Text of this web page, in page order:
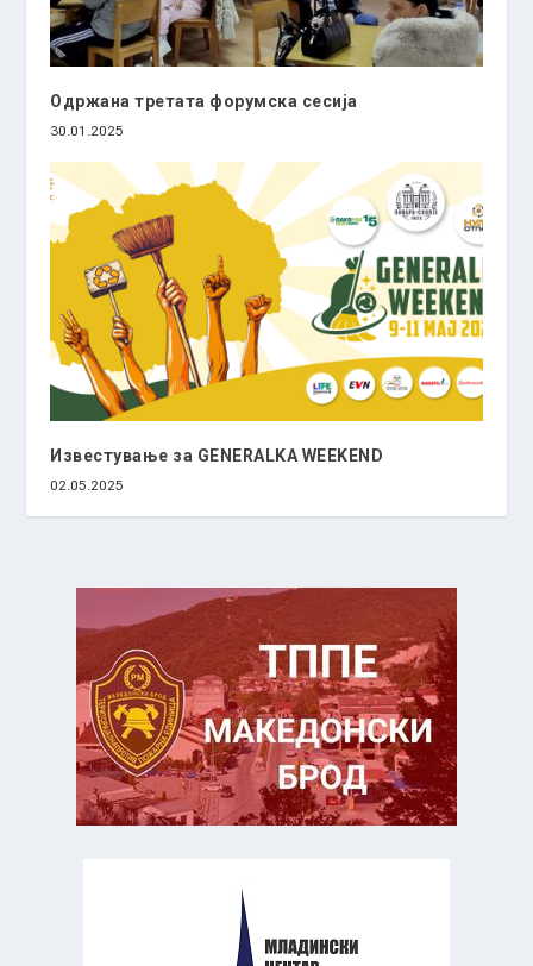
Одржана третата форумска сесија
30.01.2025
Известување за GENERALKA WEEKEND
02.05.2025